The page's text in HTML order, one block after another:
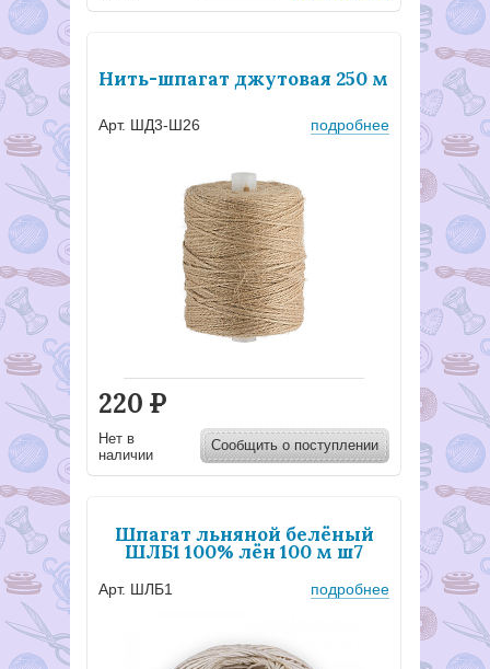
Нить-шпагат джутовая 250 м
Арт. ШД3-Ш26 подробнее
220 Р
Нет в
наличии
Сообщить о поступлении
Шпагат льняной белёный
ШЛБ1 100% лён 100 м ш7
Арт. ШЛБ1 подробнее